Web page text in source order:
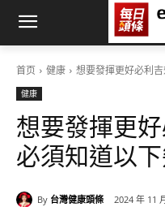
首页 健康 想要發揮更好必利
健康
想要發揮更
必須知道以下
By 台灣健康頭條 2024 年 11